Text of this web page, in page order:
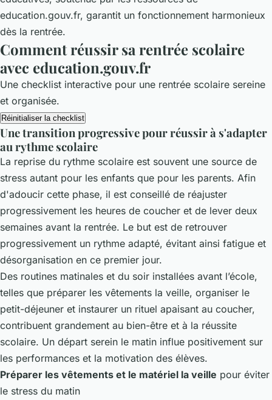
education.gouv.fr, garantit un fonctionnement harmonieux
dès la rentrée.
Comment réussir sa rentrée scolaire
avec education.gouv.fr
Une checklist interactive pour une rentrée scolaire sereine
et organisée.
Réinitialiser la checklist
Une transition progressive pour réussir à s'adapter
au rythme scolaire
La reprise du rythme scolaire est souvent une source de
stress autant pour les enfants que pour les parents. Afin
d'adoucir cette phase, il est conseillé de réajuster
progressivement les heures de coucher et de lever deux
semaines avant la rentrée. Le but est de retrouver
progressivement un rythme adapté, évitant ainsi fatigue et
désorganisation en ce premier jour.
Des routines matinales et du soir installées avant l’école,
telles que préparer les vêtements la veille, organiser le
petit-déjeuner et instaurer un rituel apaisant au coucher,
contribuent grandement au bien-être et à la réussite
scolaire. Un départ serein le matin influe positivement sur
les performances et la motivation des élèves.
Préparer les vêtements et le matériel la veille pour éviter
le stress du matin